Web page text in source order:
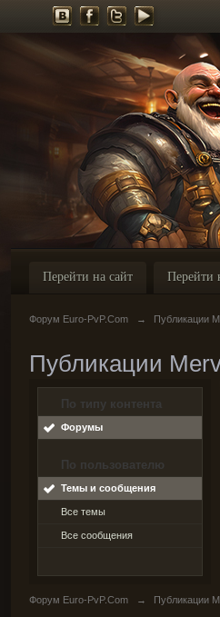
Перейти на сайт Перейти
Форум Euro-PvP.Com → Публикации
Публикации
По типу контента
Форумы
По пользователю
Темы и сообщения
Все темы
Все сообщения
Форум Euro-PvP.Com → Публикации